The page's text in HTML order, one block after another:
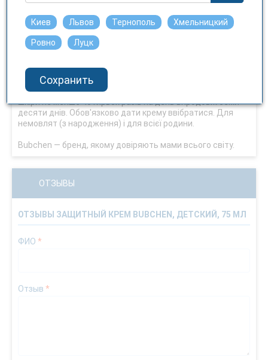
й почервоніння на шкірі. Олія каріте та риб'ячий жир
відновлюють захисний ліпідний бар'єр шкіри та сприяють
загоєнню. Вітамін Е й алантоїн зволожують суху шкіру.
Комплекс «Bübchen — активний захист шкіри»
перешкоджає надмірній втраті вологи через шкіру.
Використовувати з народження.
Застосування: наносити крем на пошкоджену ділянку
шкіри не менше чотирьох разів на день впродовж семи-
десяти днів. Обов'язково дати крему ввібратися. Для
немовлят (з народження) і для всієї родини.
Bubchen — бренд, якому довіряють мами всього світу.
ОТЗЫВЫ
ОТЗЫВЫ ЗАЩИТНЫЙ КРЕМ BUBCHEN, ДЕТСКИЙ, 75 МЛ
ФИО *
Отзыв *
Киев Львов Тернополь Хмельницкий
Ровно Луцк
Сохранить